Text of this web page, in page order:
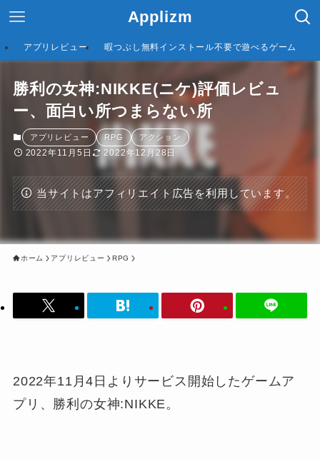
Applizm
アプリレビュー 暇つぶし無料インストール不要で遊べるゲーム
勝利の女神:NIKKE(ニケ)評価レビュ
ー、面白い所つまらない所
アプリレビュー RPG アクション
2022年11月5日 2022年12月28日
当サイトはアフィリエイト広告を利用しています。
ホーム アプリレビュー RPG
2022年11月4日よりサービス開始したゲームア
プリ、勝利の女神:NIKKE。